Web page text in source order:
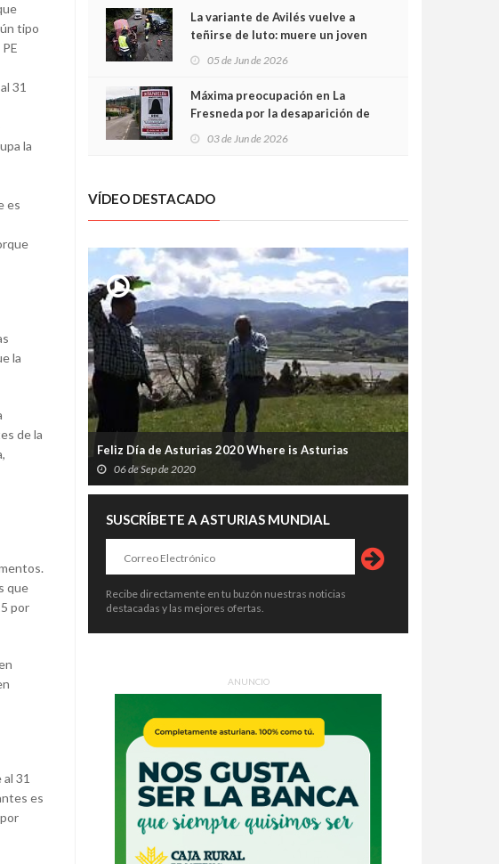
tipo
31
la
es
la
de la
que
por
al 31
es
cabían por los túneles
La variante de Avilés vuelve a
teñirse de luto: muere un joven
05 de Jun de 2026
Máxima preocupación en La
Fresneda por la desaparición de
03 de Jun de 2026
VÍDEO DESTACADO
Feliz Día de Asturias 2020 Where is Asturias
06 de Sep de 2020
SUSCRÍBETE A ASTURIAS MUNDIAL
Recibe directamente en tu buzón nuestras noticias
destacadas y las mejores ofertas.
ANUNCIO